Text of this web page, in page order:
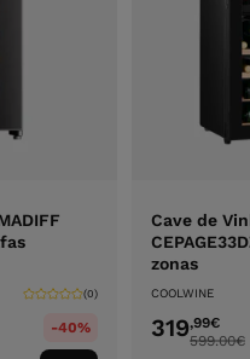
(0)
-40%
Cave de
zonas
COOLWINE
319,99€
599.00€